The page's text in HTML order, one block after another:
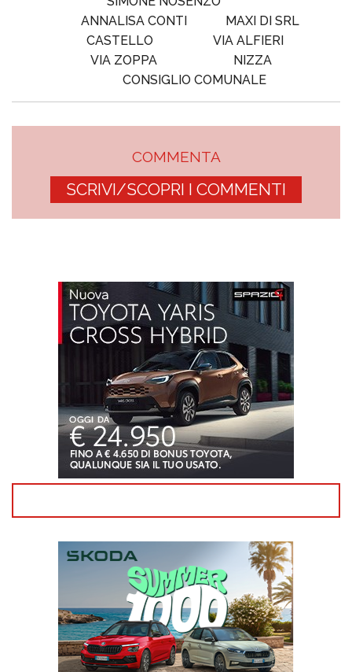
ANNALISA CONTI
MAXI DI SRL
CASTELLO
VIA ALFIERI
VIA ZOPPA
NIZZA
CONSIGLIO COMUNALE
COMMENTA
SCRIVI/SCOPRI I COMMENTI